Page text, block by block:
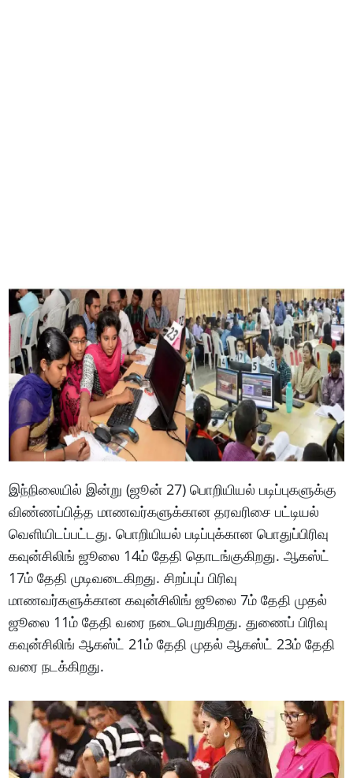
இந்நிலையில் இன்று (ஜூன் 27) பொறியியல் படிப்புகளுக்கு
விண்ணப்பித்த மாணவர்களுக்கான தரவரிசை பட்டியல்
வெளியிடப்பட்டது. பொறியியல் படிப்புக்கான பொதுப்பிரிவு
கவுன்சிலிங் ஜூலை 14ம் தேதி தொடங்குகிறது. ஆகஸ்ட்
17ம் தேதி முடிவடைகிறது. சிறப்புப் பிரிவு
மாணவர்களுக்கான கவுன்சிலிங் ஜூலை 7ம் தேதி முதல்
ஜூலை 11ம் தேதி வரை நடைபெறுகிறது. துணைப் பிரிவு
கவுன்சிலிங் ஆகஸ்ட் 21ம் தேதி முதல் ஆகஸ்ட் 23ம் தேதி
வரை நடக்கிறது.